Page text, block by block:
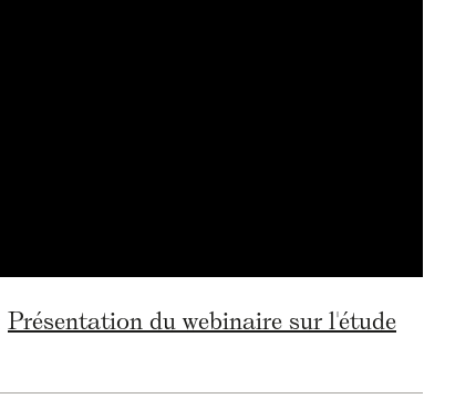
Présentation du webinaire sur l'étude